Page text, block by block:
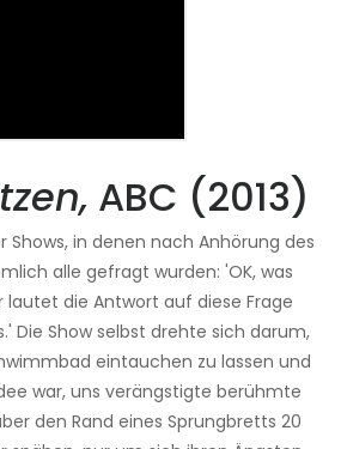
ABC (2013)
Shows, in denen nach Anhörung des
alle gefragt wurden: 'OK, was
lautet die Antwort auf diese Frage
Die Show selbst drehte sich darum,
eintauchen zu lassen und
war, uns verängstigte berühmte
den Rand eines Sprungbretts 20